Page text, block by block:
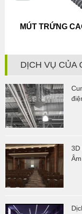
TRỨNG CAO SU
DỊCH VỤ CỦA
3D